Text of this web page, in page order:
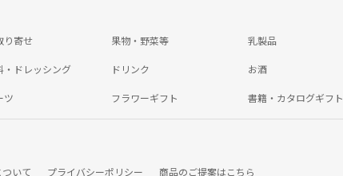
り寄せ 果物・野菜等 乳製品
・ドレッシング ドリンク お酒
ツ フラワーギフト 書籍・カタログギフト
いて プライバシーポリシー 商品のご提案はこちら